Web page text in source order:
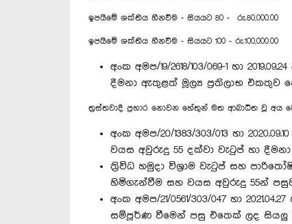
ඉපයීමේ ශක්තිය හීනවීම - සියයට 80 - රු.80,000.00
ඉපයීමේ ශක්තිය හීනවීම - සියයට 100 - රු.100,000.00
අංක අමප/19/2618/103/069-1 හා
දීමනා ඇතුළත් මූල්‍ය ප්‍රතිලාභ එකතුව
ත්‍රස්තවාදී ප්‍රහාර නොවන හේතුන් මත ආබාධිත වූ
අංක අමප/20/1383/303/013 හා
වයස අවුරුදු 55 දක්වා වැටුප් හා
ත්‍රිවිධ හමුදා විශ්‍රාම වැටුප් සහ
හිමිගැන්වීම සහ වයස අවුරුදු 55න්
අංක අමප/21/0561/303/047 හා
සම්පූර්ණ වීමෙන් පසු එතෙක් ලද සියලු